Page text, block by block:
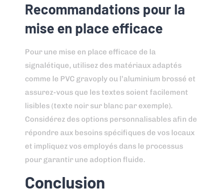
Recommandations pour la
mise en place efficace
Pour une mise en place efficace de la
signalétique, utilisez des matériaux adaptés
comme le PVC gravoply ou l’aluminium brossé et
assurez-vous que les textes soient facilement
lisibles (texte noir sur blanc par exemple).
Considérez des options personnalisables afin de
répondre aux besoins spécifiques de vos locaux
et impliquez vos employés dans le processus
pour garantir une adoption fluide.
Conclusion